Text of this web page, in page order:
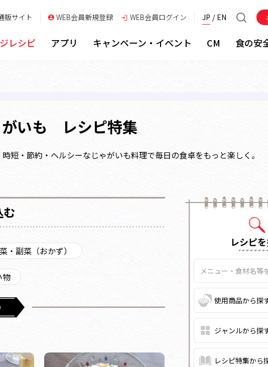
販サイト WEB会員新規登録 WEB会員ログイン JP EN
レシピ アプリ キャンペーン・イベント CM 食の安
がいも レシピ特集
短・節約・ヘルシーなじゃがいも料理で毎日の食卓をもっと楽しく。
む
・副菜（おかず）
物
レシピ
レシピ特集から